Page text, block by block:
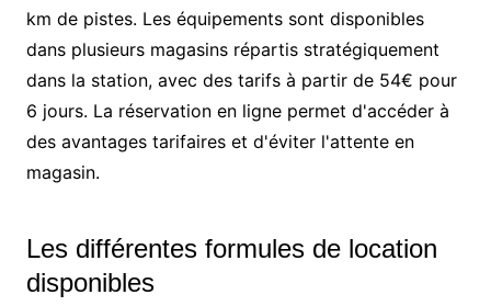
km de pistes. Les équipements sont disponibles
dans plusieurs magasins répartis stratégiquement
dans la station, avec des tarifs à partir de 54€ pour
6 jours. La réservation en ligne permet d'accéder à
des avantages tarifaires et d'éviter l'attente en
magasin.
Les différentes formules de location
disponibles